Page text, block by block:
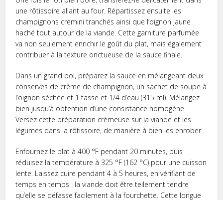
une rôtissoire allant au four. Répartissez ensuite les
champignons cremini tranchés ainsi que l’oignon jaune
haché tout autour de la viande. Cette garniture parfumée
va non seulement enrichir le goût du plat, mais également
contribuer à la texture onctueuse de la sauce finale.
Dans un grand bol, préparez la sauce en mélangeant deux
conserves de crème de champignon, un sachet de soupe à
l’oignon séchée et 1 tasse et 1/4 d’eau (315 ml). Mélangez
bien jusqu’à obtention d’une consistance homogène.
Versez cette préparation crémeuse sur la viande et les
légumes dans la rôtissoire, de manière à bien les enrober.
Enfournez le plat à 400 °F pendant 20 minutes, puis
réduisez la température à 325 °F (162 °C) pour une cuisson
lente. Laissez cuire pendant 4 à 5 heures, en vérifiant de
temps en temps : la viande doit être tellement tendre
qu’elle se défasse facilement à la fourchette. Cette longue